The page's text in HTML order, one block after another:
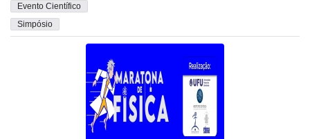
Evento Científico
Simpósio